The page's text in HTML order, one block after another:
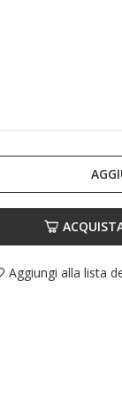
Aggiungi alla lista